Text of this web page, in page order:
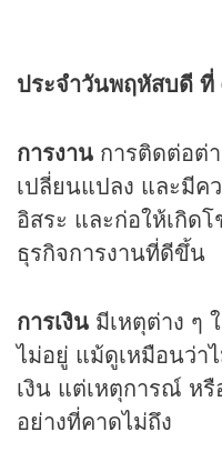
ประจำวันพฤหัสบดี ที่
การงาน การติดต่อต่
เปลี่ยนแปลง และมีค
อิสระ และก่อให้เกิด
ธุรกิจการงานที่ดีขึ้น
การเงิน มีเหตุต่าง ๆ
ไม่อยู่ แม้ดูเหมือนว่า
เงิน แต่เหตุการณ์ หรื
อย่างที่คาดไม่ถึง